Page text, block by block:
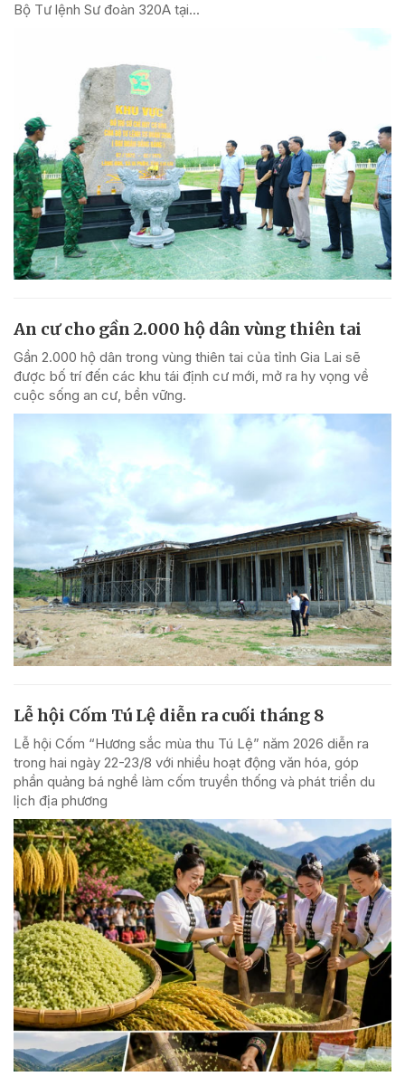
Bộ Tư lệnh Sư đoàn 320A tại...
An cư cho gần 2.000 hộ dân vùng thiên tai
Gần 2.000 hộ dân trong vùng thiên tai của tỉnh Gia Lai sẽ
được bố trí đến các khu tái định cư mới, mở ra hy vọng về
cuộc sống an cư, bền vững.
Lễ hội Cốm Tú Lệ diễn ra cuối tháng 8
Lễ hội Cốm “Hương sắc mùa thu Tú Lệ” năm 2026 diễn ra
trong hai ngày 22-23/8 với nhiều hoạt động văn hóa, góp
phần quảng bá nghề làm cốm truyền thống và phát triển du
lịch địa phương